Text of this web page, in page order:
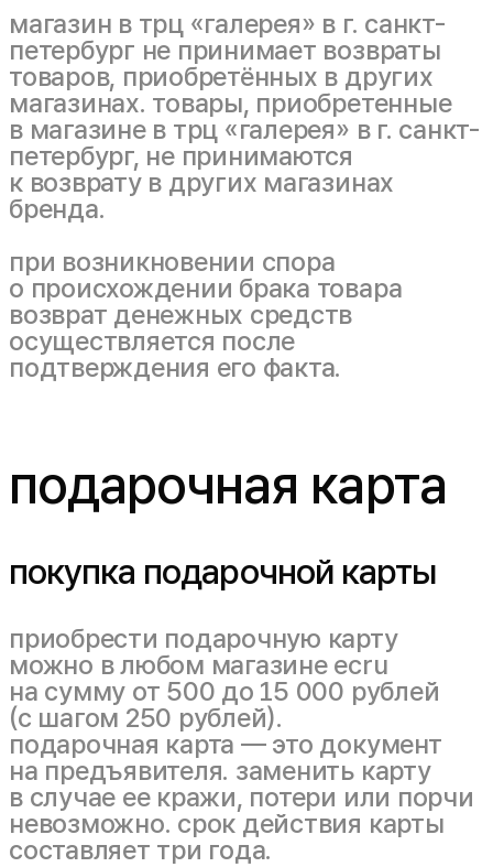
магазин в трц «галерея» в г. санкт-
петербург не принимает возвраты
товаров, приобретённых в других
магазинах. товары, приобретенные
в магазине в трц «галерея» в г. санкт-
петербург, не принимаются
к возврату в других магазинах
бренда.
при возникновении спора
о происхождении брака товара
возврат денежных средств
осуществляется после
подтверждения его факта.
подарочная карта
покупка подарочной карты
приобрести подарочную карту
можно в любом магазине ecru
на сумму от 500 до 15 000 рублей
(с шагом 250 рублей).
подарочная карта — это документ
на предъявителя. заменить карту
в случае ее кражи, потери или порчи
невозможно. срок действия карты
составляет три года.